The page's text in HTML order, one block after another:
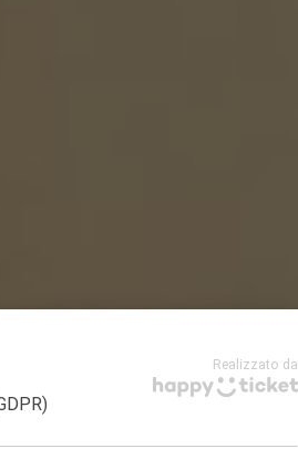
Realizzato da